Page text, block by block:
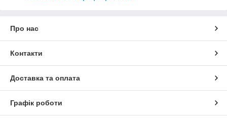
Про нас
Контакти
Доставка та оплата
Графік роботи